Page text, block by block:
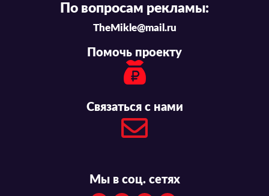
По вопросам рекламы:
TheMikle@mail.ru
Помочь проекту
Связаться с нами
Мы в соц. сетях